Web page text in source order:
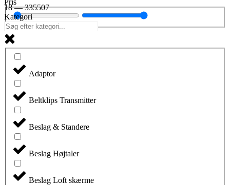
18—335507
Kategori
Adaptor
Beltklips Transmitter
Beslag & Standere
Beslag Højtaler
Beslag Loft skærme